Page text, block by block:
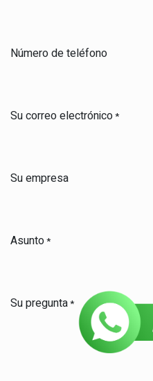
Número de teléfono
Su correo electrónico*
Su empresa
Asunto*
Su pregunta*